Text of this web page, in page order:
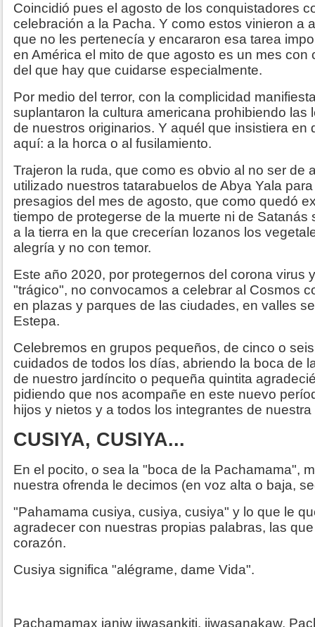
Coincidió pues el agosto de los conquistadores
celebración a la Pacha. Y como estos vinieron a
que no les pertenecía y encararon esa tarea
en América el mito de que agosto es un mes con
del que hay que cuidarse especialmente.
Por medio del terror, con la complicidad
suplantaron la cultura americana prohibiendo las
de nuestros originarios. Y aquél que insistiera en
aquí: a la horca o al fusilamiento.
Trajeron la ruda, que como es obvio al no ser de
utilizado nuestros tatarabuelos de Abya Yala
presagios del mes de agosto, que como quedó
tiempo de protegerse de la muerte ni de Satanás
a la tierra en la que crecerían lozanos los
alegría y no con temor.
Este año 2020, por protegernos del corona virus
"trágico", no convocamos a celebrar al Cosmos
en plazas y parques de las ciudades, en valles
Estepa.
Celebremos en grupos pequeños, de cinco o
cuidados de todos los días, abriendo la boca de
de nuestro jardíncito o pequeña quintita
pidiendo que nos acompañe en este nuevo
hijos y nietos y a todos los integrantes de
CUSIYA, CUSIYA...
En el pocito, o sea la "boca de la Pachamama",
nuestra ofrenda le decimos (en voz alta o baja,
"Pahamama cusiya, cusiya, cusiya" y lo que le
agradecer con nuestras propias palabras, las
corazón.
Cusiya significa "alégrame, dame Vida".
Pachamamax janiw jiwasankiti, jiwasanakaw.